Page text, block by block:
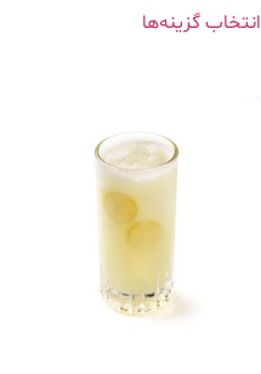
انتخاب گزینه‌ها